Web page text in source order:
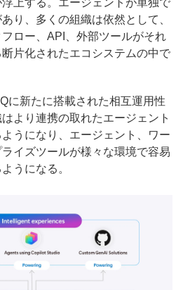
り、多くの組織は依然として、
ロー、API、外部ツールがそれ
片化されたエコシステムの中で
に新たに搭載された相互運用性
より連携の取れたエージェント
うになり、エージェント、ワー
イズツールが様々な環境で容易
うになる。